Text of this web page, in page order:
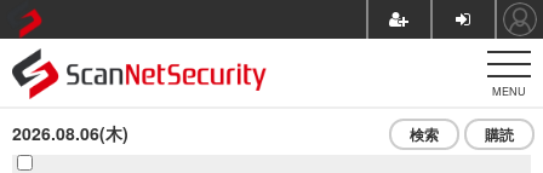
MENU
2026.08.06(木) 検索 購読